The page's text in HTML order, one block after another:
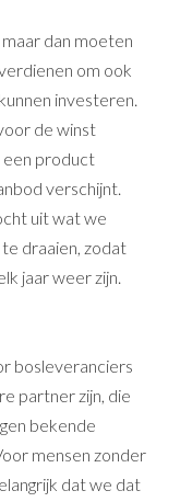
maar dan moeten
om ook
investeren.
de winst
een product
verschijnt.
uit wat we
draaien, zodat
jaar weer zijn.
bosleveranciers
partner zijn, die
bekende
mensen zonder
dat we dat